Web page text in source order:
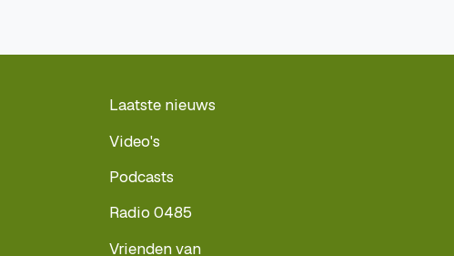
Laatste nieuws
Video's
Podcasts
Radio 0485
Vrienden van